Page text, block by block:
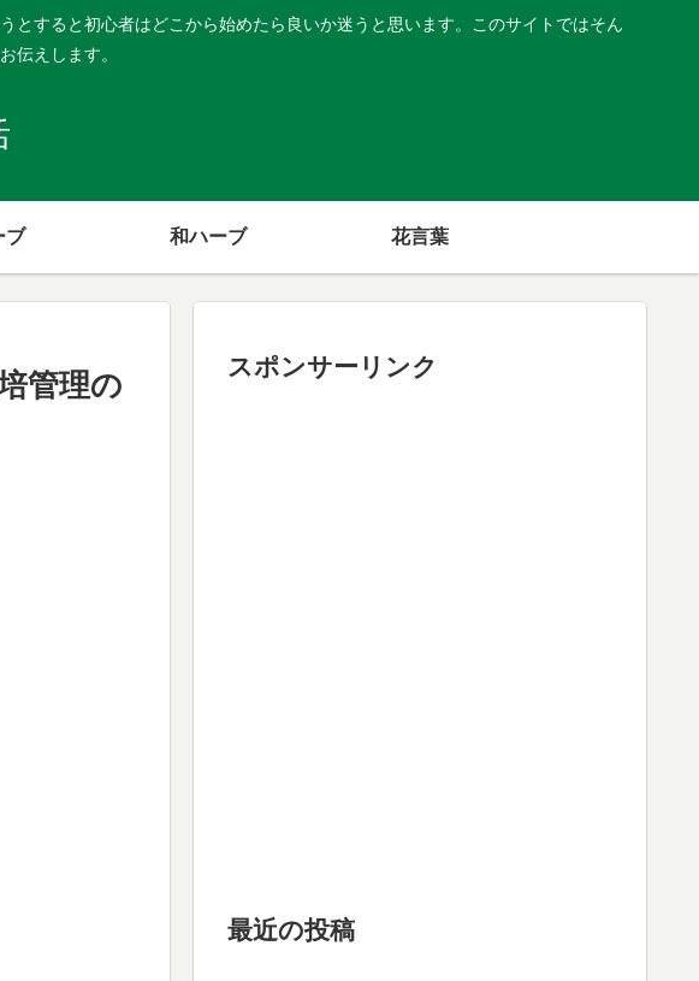
すると初心者はどこから始めたら良いか迷うと思います。このサイトではそん
伝えします。
ブ 和ハーブ 花言葉
管理の
スポンサーリンク
最近の投稿